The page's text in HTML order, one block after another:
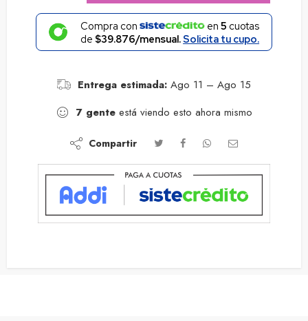
Compra con en 5 cuotas
de $39.876/mensual.Solicita tu cupo.
Entrega estimada: Ago 11 – Ago 15
7 gente está viendo esto ahora mismo
Compartir